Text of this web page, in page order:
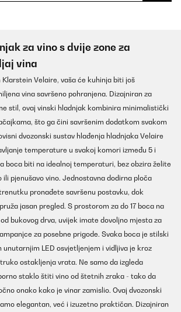
za vino s dvije zone za
vina
Velaire, vaša će kuhinja biti još
vina savršeno pohranjena. Dizajniran za
stil, ovaj vinski hladnjak kombinira minimalistički
što ga čini savršenim dodatkom svakom
dvozonski sustav hlađenja hladnjaka Velaire
temperature u svakoj komori između 5 i
boca biti na idealnoj temperaturi, bez obzira želite
ili pjenušavo vino. Jednostavna dodirna ploča
pronađete savršenu postavku, dok
jasan pregled. S prostorom za do 17 boca na
bukovog drva, uvijek imate dovoljno mjesta za
za posebne prigode. Svaka boca je stilski
unutarnjim LED osvjetljenjem i vidljiva je kroz
ostakljenja vrata. Ne samo da izgleda
staklo štiti vino od štetnih zraka - tako da
onako kako je vinar zamislio. Ovaj dvozonski
elegantan, već i izuzetno praktičan. Dizajniran